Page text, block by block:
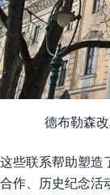
德布勒森
这些联系帮助塑造
合作、历史纪念活